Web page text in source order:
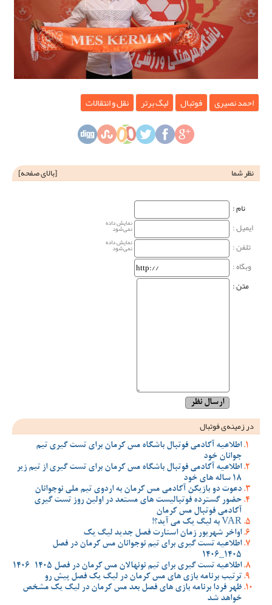
احمد نصیری فوتبال لیگ برتر نقل و انتقالات
نظر شما [بالای صفحه]
نام‌ :
ایمیل :
نمایش داده
نمی‌شود
تلفن : نمایش داده
نمی‌شود
وبگاه‌ :
متن :
در زمینه‌ی فوتبال
اطلاعیه آکادمی فوتبال باشگاه مس کرمان برای تست گیری تیم
جوانان خود
اطلاعیه آکادمی فوتبال باشگاه مس کرمان برای تست گیری از تیم زیر
18 ساله های خود
دعوت دو بازیکن آکادمی مس کرمان به اردوی تیم ملی نوجوانان
حضور گسترده فوتبالیست های مستعد در اولین روز تست گیری
آکادمی فوتبال مس کرمان
VAR به لیگ یک می آید؟!
اواخر شهریور زمان استارت فصل جدید لیگ یک
اطلاعیه تست گیری برای تیم نوجوانان مس کرمان در فصل
1405_1406
اطلاعیه تست گیری برای تیم نونهالان مس کرمان در فصل 1405-1406
ترتیب برنامه بازی های مس کرمان در لیگ یک فصل پیش رو
ظهر فردا برنامه بازی های فصل بعد مس کرمان در لیگ یک مشخص
خواهد شد